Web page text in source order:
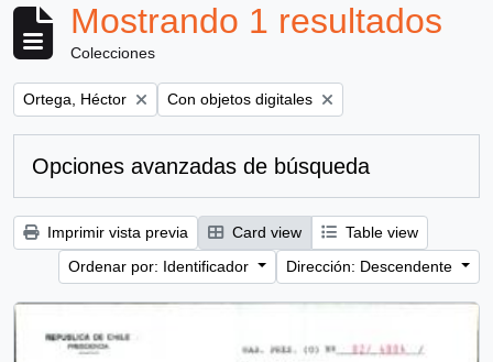
Mostrando 1 resultados
Colecciones
Remove filter:
Ortega, Héctor Remove filter:
Con objetos digitales
Opciones avanzadas de búsqueda
Imprimir vista previa Card view
Table view
Ordenar por: Identificador
Dirección: Descendente